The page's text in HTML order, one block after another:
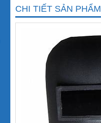
CHI TIẾT SẢN PHẨM